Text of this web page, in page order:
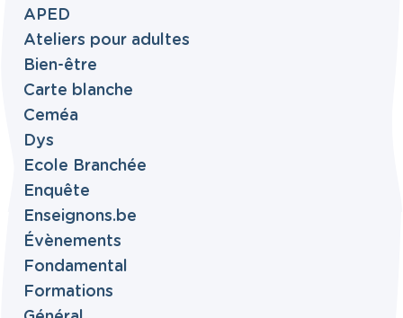
APED
Ateliers pour adultes
Bien-être
Carte blanche
Ceméa
Dys
Ecole Branchée
Enquête
Enseignons.be
Évènements
Fondamental
Formations